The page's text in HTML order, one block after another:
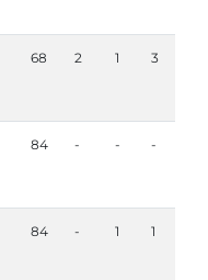
68 2 1 3
84 - - -
84 - 1 1